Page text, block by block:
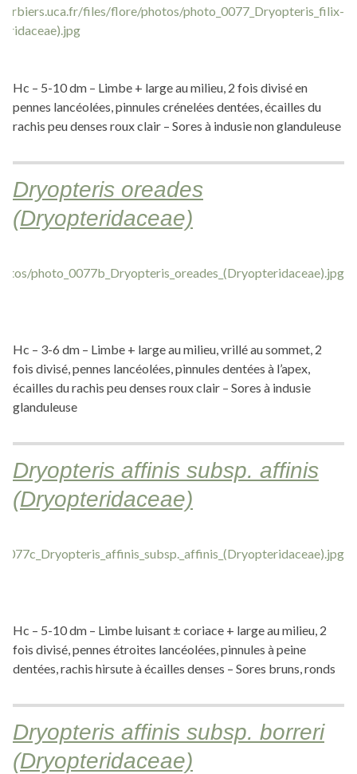
Hc – 5-10 dm – Limbe + large au milieu, 2 fois divisé en
pennes lancéolées, pinnules crénelées dentées, écailles du
rachis peu denses roux clair – Sores à indusie non glanduleuse
Dryopteris oreades
(Dryopteridaceae)
Hc – 3-6 dm – Limbe + large au milieu, vrillé au sommet, 2
fois divisé, pennes lancéolées, pinnules dentées à l’apex,
écailles du rachis peu denses roux clair – Sores à indusie
glanduleuse
Dryopteris affinis subsp. affinis
(Dryopteridaceae)
Hc – 5-10 dm – Limbe luisant ± coriace + large au milieu, 2
fois divisé, pennes étroites lancéolées, pinnules à peine
dentées, rachis hirsute à écailles denses – Sores bruns, ronds
Dryopteris affinis subsp. borreri
(Dryopteridaceae)